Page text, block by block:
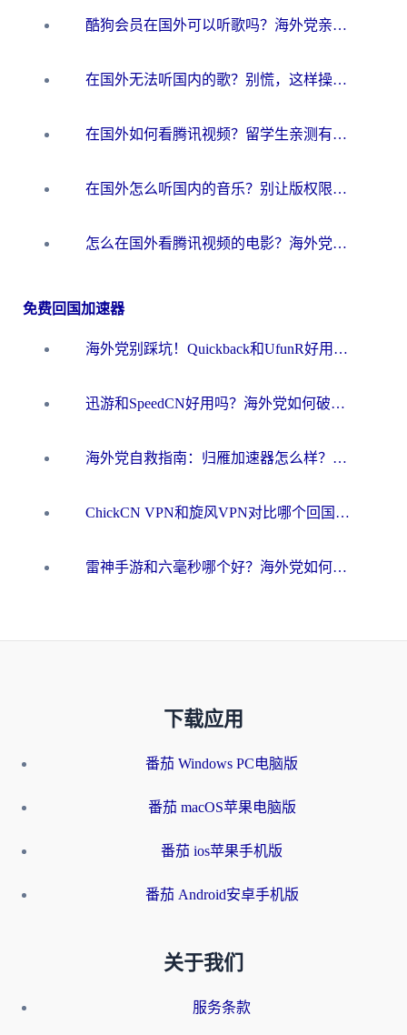
酷狗会员在国外可以听歌吗？海外党亲测有效：3步解决音乐权限难题
在国外无法听国内的歌？别慌，这样操作就能畅听QQ音乐（附亲测加速器推荐）
在国外如何看腾讯视频？留学生亲测有效的回国加速方案
在国外怎么听国内的音乐？别让版权限制断了你的华语歌单
怎么在国外看腾讯视频的电影？海外党亲测有效的回国加速指南
免费回国加速器
海外党别踩坑！Quickback和UfunR好用吗？选对回国加速器才能无缝刷国内资源
迅游和SpeedCN好用吗？海外党如何破解那道看不见的墙
海外党自救指南：归雁加速器怎么样？教你避开坑实现国内资源无缝访问
ChickCN VPN和旋风VPN对比哪个回国效果更好？海外用户的选择困境与出路
雷神手游和六毫秒哪个好？海外党如何真正解锁国内资源
下载应用
番茄 Windows PC电脑版
番茄 macOS苹果电脑版
番茄 ios苹果手机版
番茄 Android安卓手机版
关于我们
服务条款